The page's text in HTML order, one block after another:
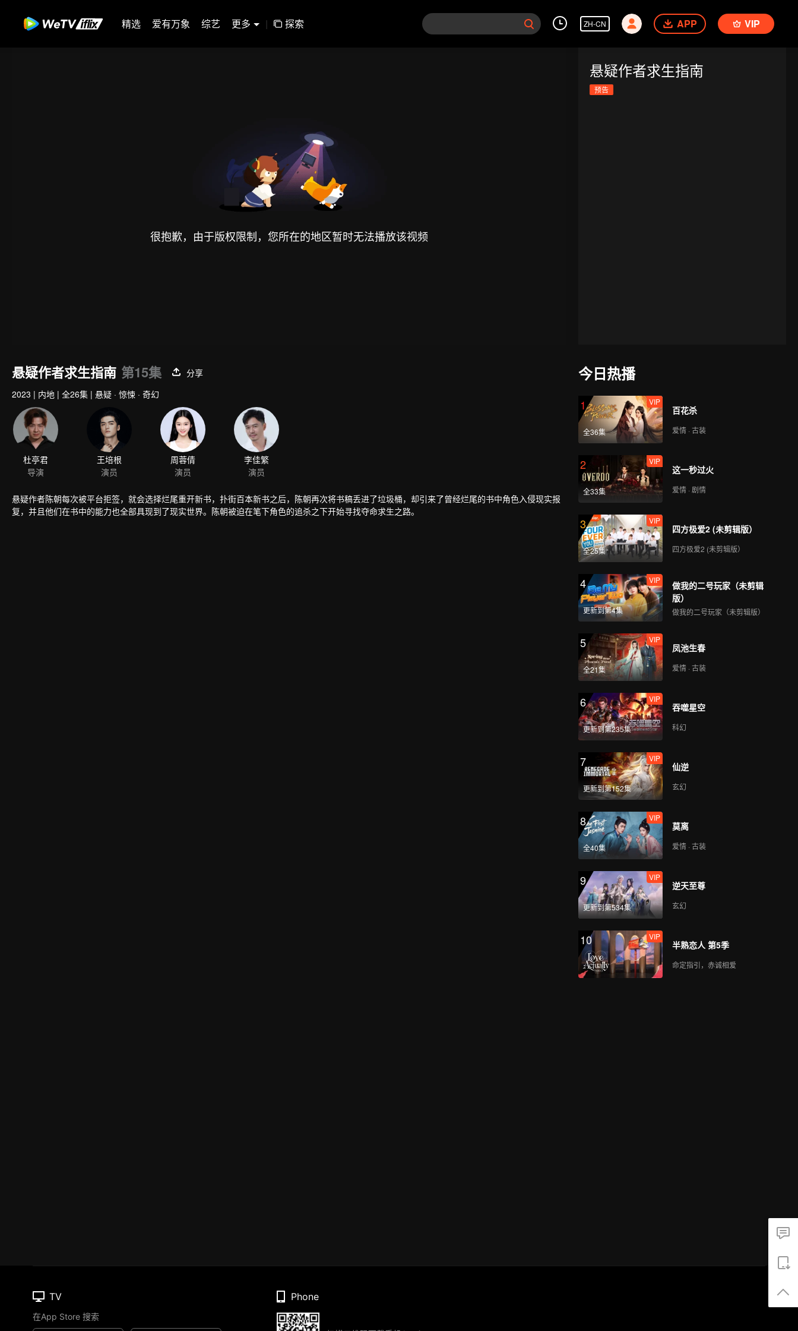
精选 爱有万象 综艺 更多 | 探索 ZH-CN APP VIP
很抱歉，由于版权限制，您所在的地区暂时无法播放该视频
悬疑作者求生指南
预告
悬疑作者求生指南 第15集
分享
2023 | 内地 | 全26集 | 悬疑 · 惊悚 · 奇幻
杜亭君
导演
王培根
演员
周蓉倩
演员
李佳繁
演员
悬疑作者陈朝每次被平台拒签，就会选择烂尾重开新书，扑街百本新书之后，陈朝再次将书稿丢进了垃圾桶，却引来了曾经烂尾的书中角色入侵现实报
复，并且他们在书中的能力也全部具现到了现实世界。陈朝被迫在笔下角色的追杀之下开始寻找夺命求生之路。
今日热播
1
全36集
VIP
百花杀
爱情 · 古装
2
全33集
VIP
这一秒过火
爱情 · 剧情
3
全25集
VIP
四方极爱2 (未剪辑版）
四方极爱2 (未剪辑版）
4
更新到第4集
VIP
做我的二号玩家（未剪辑
版）
做我的二号玩家（未剪辑版）
5
全21集
VIP
凤池生春
爱情 · 古装
6
更新到第235集
VIP
吞噬星空
科幻
7
更新到第152集
VIP
仙逆
玄幻
8
全40集
VIP
莫离
爱情 · 古装
9
更新到第534集
VIP
逆天至尊
玄幻
10 VIP
半熟恋人 第5季
命定指引，赤诚相爱
TV
在App Store 搜索
Phone